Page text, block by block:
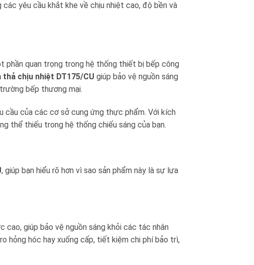
yêu cầu khắt khe về chịu nhiệt cao, độ bền và
phần quan trọng trong hệ thống thiết bị bếp công
thả chịu nhiệt DT175/CU giúp bảo vệ nguồn sáng
bếp thương mại.
cầu của các cơ sở cung ứng thực phẩm. Với kích
thể thiếu trong hệ thống chiếu sáng của bạn.
, giúp bạn hiểu rõ hơn vì sao sản phẩm này là sự lựa
giúp bảo vệ nguồn sáng khỏi các tác nhân
hỏng hóc hay xuống cấp, tiết kiệm chi phí bảo trì,